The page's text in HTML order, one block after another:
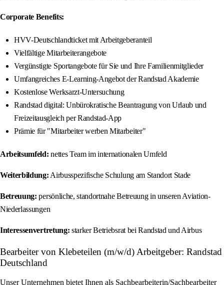
Corporate Benefits:
HVV-Deutschlandticket mit Arbeitgeberanteil
Vielfältige Mitarbeiterangebote
Vergünstigte Sportangebote für Sie und Ihre Familienmitglieder
Umfangreiches E-Learning-Angebot der Randstad Akademie
Kostenlose Werksarzt-Untersuchung
Randstad digital: Unbürokratische Beantragung von Urlaub und
Freizeitausgleich per Randstad-App
Prämie für "Mitarbeiter werben Mitarbeiter"
Arbeitsumfeld: nettes Team im internationalen Umfeld
Weiterbildung: Airbusspezifische Schulung am Standort Stade
Betreuung: persönliche, standortnahe Betreuung in unseren Aviation-
Niederlassungen
Interessenvertretung: starker Betriebsrat bei Randstad und Airbus
Bearbeiter von Klebeteilen (m/w/d) Arbeitgeber: Randstad
Deutschland
Unser Unternehmen bietet Ihnen als Sachbearbeiterin/Sachbearbeiter